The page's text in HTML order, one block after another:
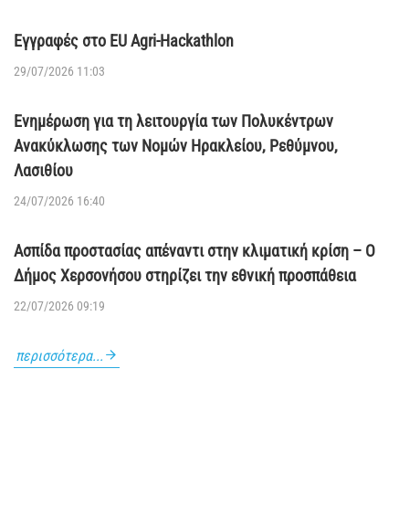
Εγγραφές στο EU Agri-Hackathlon
29/07/2026 11:03
Ενημέρωση για τη λειτουργία των Πολυκέντρων
Ανακύκλωσης των Νομών Ηρακλείου, Ρεθύμνου,
Λασιθίου
24/07/2026 16:40
Ασπίδα προστασίας απέναντι στην κλιματική κρίση – Ο
Δήμος Χερσονήσου στηρίζει την εθνική προσπάθεια
22/07/2026 09:19
περισσότερα...